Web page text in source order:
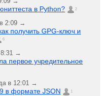
в Python? 2
2:09 →
получить GPG-ключ и
6
8:31 →
первое учредительное
в 12:01 →
в формате JSON 1